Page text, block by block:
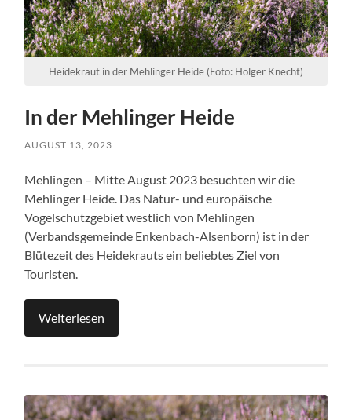
Heidekraut in der Mehlinger Heide (Foto: Holger Knecht)
In der Mehlinger Heide
AUGUST 13, 2023
Mehlingen – Mitte August 2023 besuchten wir die
Mehlinger Heide. Das Natur- und europäische
Vogelschutzgebiet westlich von Mehlingen
(Verbandsgemeinde Enkenbach-Alsenborn) ist in der
Blütezeit des Heidekrauts ein beliebtes Ziel von
Touristen.
Weiterlesen